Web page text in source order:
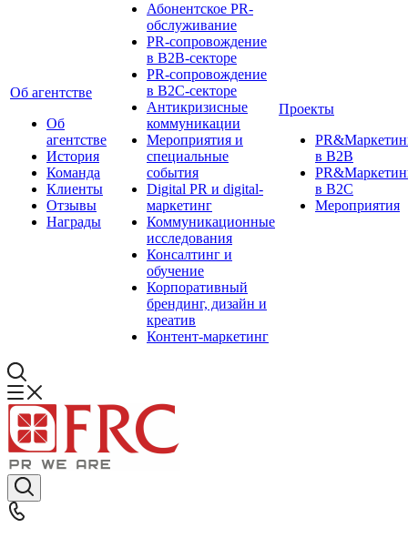
Об агентстве
Об
агентстве
История
Команда
Клиенты
Отзывы
Награды
Абонентское PR-
обслуживание
PR-сопровождение
в B2B-секторе
PR-сопровождение
в B2С-секторе
Антикризисные
коммуникации
Мероприятия и
специальные
события
Digital PR и digital-
маркетинг
Коммуникационные
исследования
Консалтинг и
обучение
Корпоративный
брендинг, дизайн и
креатив
Контент-маркетинг
Проекты
в B2B
в B2C
Мероприятия